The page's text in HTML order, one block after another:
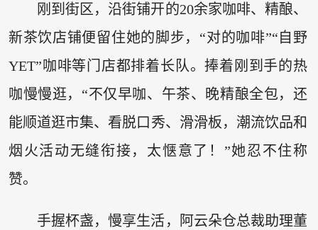
刚到街区，沿街铺开的20余家咖啡、精酿、
新茶饮店铺便留住她的脚步，“对的咖啡”“自野
YET”咖啡等门店都排着长队。捧着刚到手的热
咖慢慢逛，“不仅早咖、午茶、晚精酿全包，还
能顺道逛市集、看脱口秀、滑滑板，潮流饮品和
烟火活动无缝衔接，太惬意了！”她忍不住称
赞。
手握杯盏，慢享生活，阿云朵仓总裁助理董